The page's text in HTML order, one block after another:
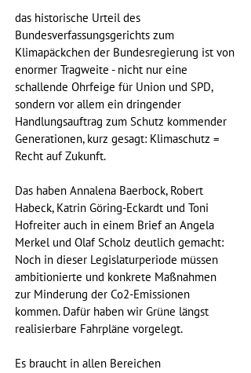
das historische Urteil des
Bundesverfassungsgerichts zum
Klimapäckchen der Bundesregierung ist von
enormer Tragweite - nicht nur eine
schallende Ohrfeige für Union und SPD,
sondern vor allem ein dringender
Handlungsauftrag zum Schutz kommender
Generationen, kurz gesagt: Klimaschutz =
Recht auf Zukunft.
Das haben Annalena Baerbock, Robert
Habeck, Katrin Göring-Eckardt und Toni
Hofreiter auch in einem Brief an Angela
Merkel und Olaf Scholz deutlich gemacht:
Noch in dieser Legislaturperiode müssen
ambitionierte und konkrete Maßnahmen
zur Minderung der Co2-Emissionen
kommen. Dafür haben wir Grüne längst
realisierbare Fahrpläne vorgelegt.
Es braucht in allen Bereichen